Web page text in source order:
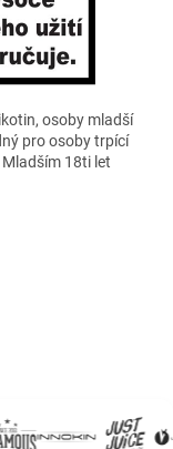
osoby mladší
pro osoby trpící
18ti let